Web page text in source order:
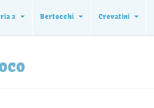
2 Bertocchi Crevatini